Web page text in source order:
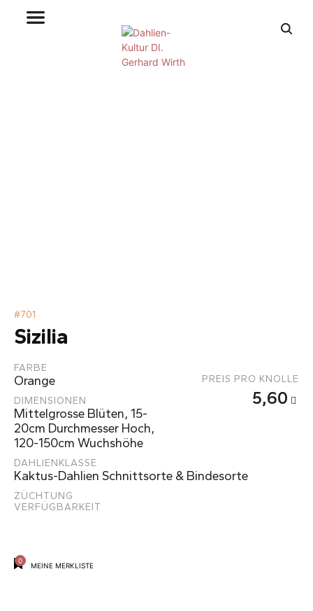
#701
Sizilia
FARBE
Orange
DIMENSIONEN
Mittelgrosse Blüten, 15-
20cm Durchmesser Hoch,
120-150cm Wuchshöhe
PREIS PRO KNOLLE
5,60
DAHLIENKLASSE
Kaktus-Dahlien Schnittsorte & Bindesorte
ZÜCHTUNG
VERFÜGBARKEIT
0
MEINE MERKLISTE